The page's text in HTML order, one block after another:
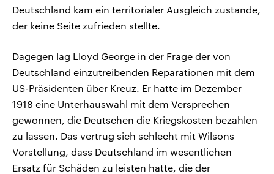
Deutschland kam ein territorialer Ausgleich zustande,
der keine Seite zufrieden stellte.
Dagegen lag Lloyd George in der Frage der von
Deutschland einzutreibenden Reparationen mit dem
US-Präsidenten über Kreuz. Er hatte im Dezember
1918 eine Unterhauswahl mit dem Versprechen
gewonnen, die Deutschen die Kriegskosten bezahlen
zu lassen. Das vertrug sich schlecht mit Wilsons
Vorstellung, dass Deutschland im wesentlichen
Ersatz für Schäden zu leisten hatte, die der